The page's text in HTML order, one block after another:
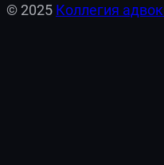
© 2025 Коллегия